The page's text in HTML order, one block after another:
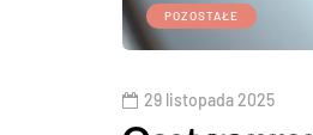
POZOSTAŁE
29 listopada 2025